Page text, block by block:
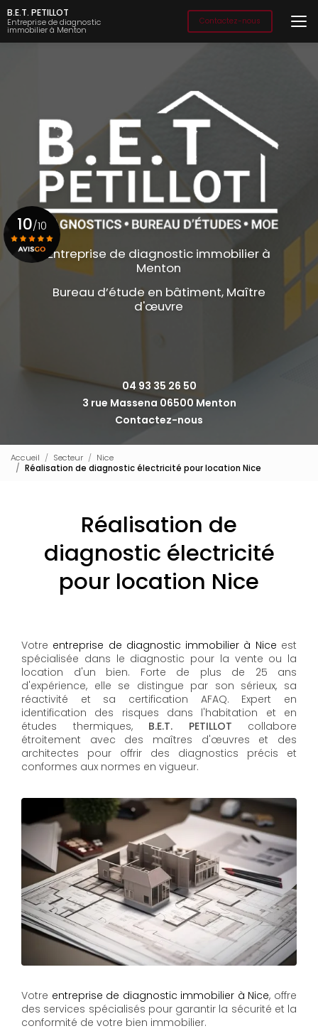
Aller
au
contenu
principal
B.E.T. PETILLOT
Entreprise de diagnostic
immobilier à Menton
Contactez-nous
Entreprise de diagnostic immobilier à
Menton
Bureau d’étude en bâtiment, Maître
d'œuvre
04 93 35 26 50
3 rue Massena 06500 Menton
Contactez-nous
10/10
Voir le certificat
Accueil Secteur
Nice
Réalisation de diagnostic électricité pour location Nice
Réalisation de
diagnostic électricité
pour location Nice
Votre entreprise de diagnostic immobilier à Nice est
spécialisée dans le diagnostic pour la vente ou la
location d'un bien. Forte de plus de 25 ans
d'expérience, elle se distingue par son sérieux, sa
réactivité et sa certification AFAQ. Expert en
identification des risques dans l'habitation et en
études thermiques, B.E.T. PETILLOT collabore
étroitement avec des maîtres d'œuvres et des
architectes pour offrir des diagnostics précis et
conformes aux normes en vigueur.
Votre entreprise de diagnostic immobilier à Nice, offre
des services spécialisés pour garantir la sécurité et la
conformité de votre bien immobilier.